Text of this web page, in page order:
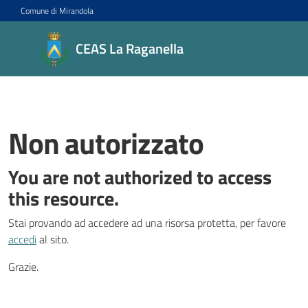
Vai al contenuto
Vai alla navigazione
Vai al footer
Comune di Mirandola
CEAS La Raganella
CEAS La
Raganella
sostenibilità
Progetti
Novità
Non autorizzato
You are not authorized to access
this resource.
Stai provando ad accedere ad una risorsa protetta, per favore
accedial sito.
Grazie.